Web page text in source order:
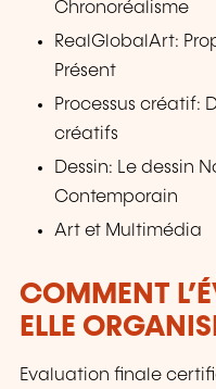
Chronoréalisme
RealGlobalArt:
Présent
Processus créatif:
créatifs
Dessin: Le dessin
Contemporain
Art et Multimédia
COMMENT
ELLE
Evaluation finale